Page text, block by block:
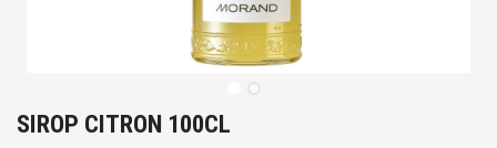
SIROP CITRON 100CL